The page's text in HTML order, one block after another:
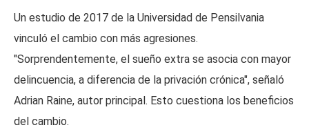
Un estudio de 2017 de la Universidad de Pensilvania
vinculó el cambio con más agresiones.
"Sorprendentemente, el sueño extra se asocia con mayor
delincuencia, a diferencia de la privación crónica", señaló
Adrian Raine, autor principal. Esto cuestiona los beneficios
del cambio.